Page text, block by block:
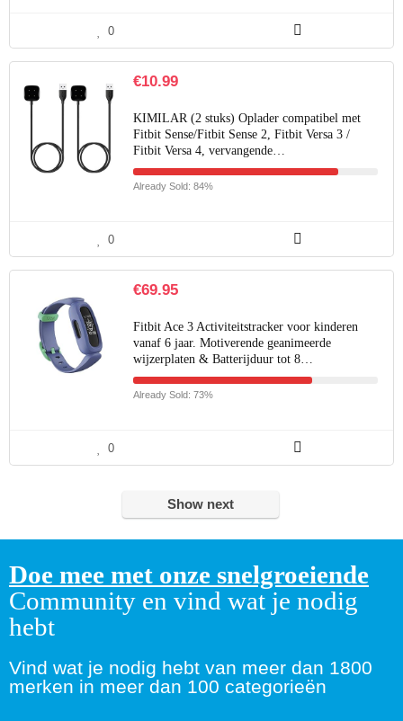
0
€10.99
KIMILAR (2 stuks) Oplader compatibel met
Fitbit Sense/Fitbit Sense 2, Fitbit Versa 3 /
Fitbit Versa 4, vervangende…
Already Sold: 84%
0
€69.95
Fitbit Ace 3 Activiteitstracker voor kinderen
vanaf 6 jaar. Motiverende geanimeerde
wijzerplaten & Batterijduur tot 8…
Already Sold: 73%
0
Show next
Doe mee met onze snelgroeiende
Community en vind wat je nodig
hebt
Vind wat je nodig hebt van meer dan 1800
merken in meer dan 100 categorieën